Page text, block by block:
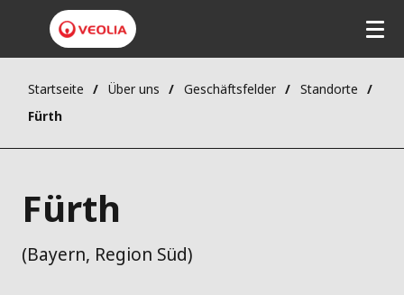
Startseite Über uns Geschäftsfelder
Standorte
Fürth
Fürth
(Bayern, Region Süd)